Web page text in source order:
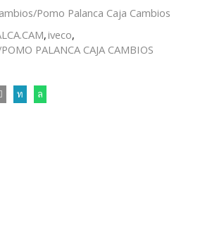
Pomo Palanca Caja Cambios
,iveco,
PALANCA CAJA CAMBIOS